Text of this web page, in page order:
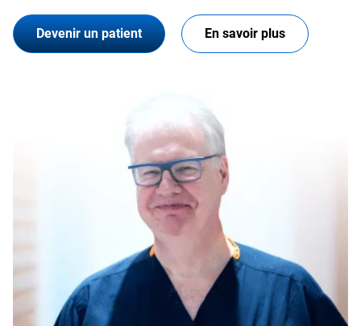
Devenir un patient En savoir plus